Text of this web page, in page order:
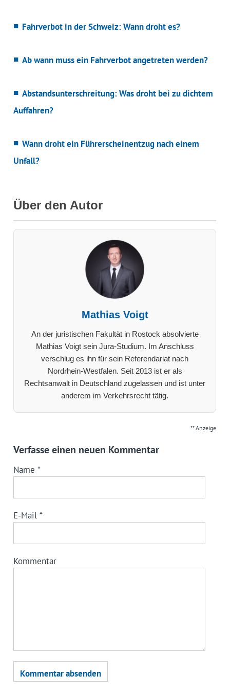
Fahrverbot in der Schweiz: Wann droht es?
Ab wann muss ein Fahrverbot angetreten werden?
Abstandsunterschreitung: Was droht bei zu dichtem
Auffahren?
Wann droht ein Führerscheinentzug nach einem
Unfall?
Über den Autor
Mathias Voigt
An der juristischen Fakultät in Rostock absolvierte
Mathias Voigt sein Jura-Studium. Im Anschluss
verschlug es ihn für sein Referendariat nach
Nordrhein-Westfalen. Seit 2013 ist er als
Rechtsanwalt in Deutschland zugelassen und ist unter
anderem im Verkehrsrecht tätig.
** Anzeige
Verfasse einen neuen Kommentar
Name *
E-Mail *
Kommentar